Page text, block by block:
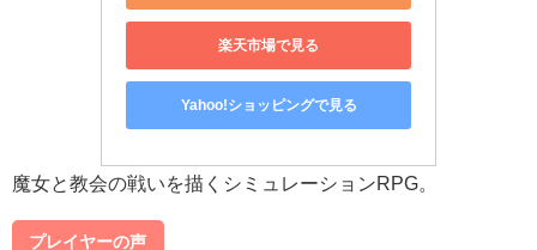
楽天市場で見る
Yahoo!ショッピングで見る
魔女と教会の戦いを描くシミュレーションRPG。
プレイヤーの声